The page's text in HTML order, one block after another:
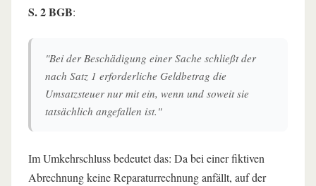
S. 2 BGB:
"Bei der Beschädigung einer Sache schließt der
nach Satz 1 erforderliche Geldbetrag die
Umsatzsteuer nur mit ein, wenn und soweit sie
tatsächlich angefallen ist."
Im Umkehrschluss bedeutet das: Da bei einer fiktiven
Abrechnung keine Reparaturrechnung anfällt, auf der